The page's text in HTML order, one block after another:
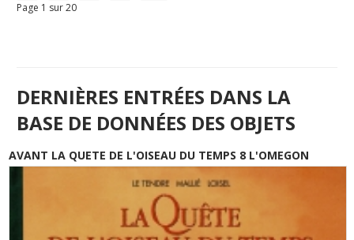
Page 1 sur 20
DERNIÈRES ENTRÉES DANS LA
BASE DE DONNÉES DES OBJETS
AVANT LA QUETE DE L'OISEAU DU TEMPS 8 L'OMEGON